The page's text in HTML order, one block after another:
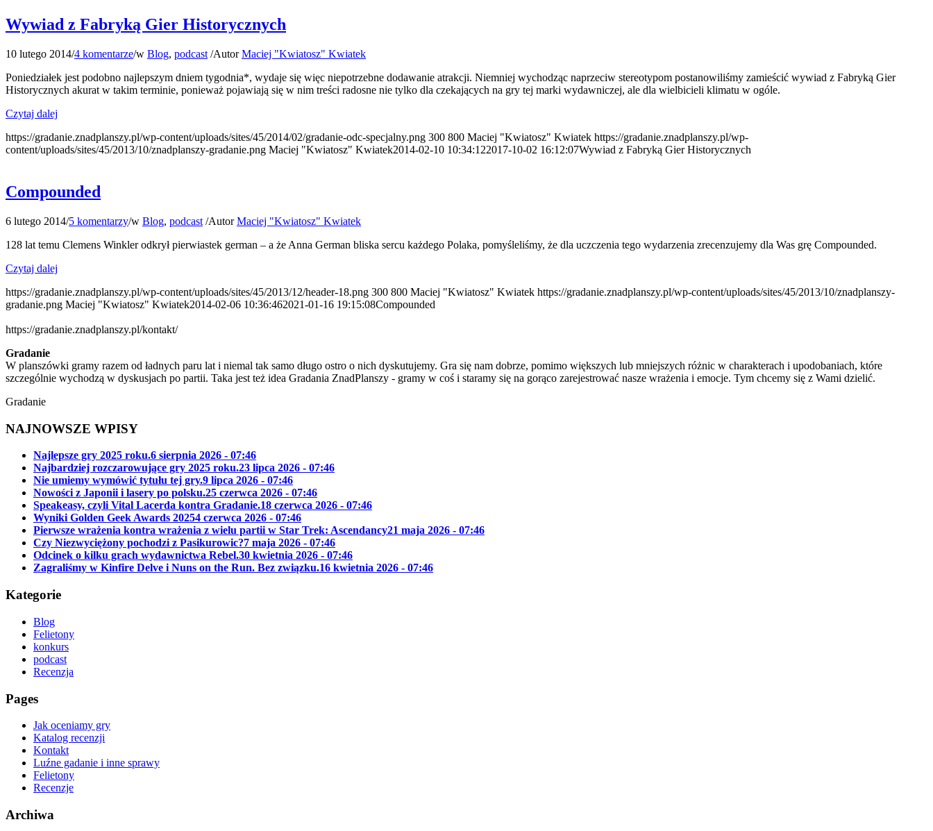
Wywiad z Fabryką Gier Historycznych
10 lutego 2014/4 komentarze/w Blog, podcast /AutorMaciej "Kwiatosz" Kwiatek
Poniedziałek jest podobno najlepszym dniem tygodnia*, wydaje się więc niepotrzebne dodawanie atrakcji. Niemniej wychodząc naprzeciw stereotypom postanowiliśmy zamieścić wywiad z Fabryką Gier
Historycznych akurat w takim terminie, ponieważ pojawiają się w nim treści radosne nie tylko dla czekających na gry tej marki wydawniczej, ale dla wielbicieli klimatu w ogóle.
Czytaj dalej
https://gradanie.znadplanszy.pl/wp-content/uploads/sites/45/2014/02/gradanie-odc-specjalny.png 300 800 Maciej "Kwiatosz" Kwiatek https://gradanie.znadplanszy.pl/wp-
content/uploads/sites/45/2013/10/znadplanszy-gradanie.png Maciej "Kwiatosz" Kwiatek2014-02-10 10:34:122017-10-02 16:12:07Wywiad z Fabryką Gier Historycznych
Compounded
6 lutego 2014/5 komentarzy/w Blog, podcast /AutorMaciej "Kwiatosz" Kwiatek
128 lat temu Clemens Winkler odkrył pierwiastek german – a że Anna German bliska sercu każdego Polaka, pomyśleliśmy, że dla uczczenia tego wydarzenia zrecenzujemy dla Was grę Compounded.
Czytaj dalej
https://gradanie.znadplanszy.pl/wp-content/uploads/sites/45/2013/12/header-18.png 300 800 Maciej "Kwiatosz" Kwiatek https://gradanie.znadplanszy.pl/wp-content/uploads/sites/45/2013/10/znadplanszy-
gradanie.png Maciej "Kwiatosz" Kwiatek2014-02-06 10:36:462021-01-16 19:15:08Compounded
https://gradanie.znadplanszy.pl/kontakt/
Gradanie
W planszówki gramy razem od ładnych paru lat i niemal tak samo długo ostro o nich dyskutujemy. Gra się nam dobrze, pomimo większych lub mniejszych różnic w charakterach i upodobaniach, które
szczególnie wychodzą w dyskusjach po partii. Taka jest też idea Gradania ZnadPlanszy - gramy w coś i staramy się na gorąco zarejestrować nasze wrażenia i emocje. Tym chcemy się z Wami dzielić.
Gradanie
NAJNOWSZE WPISY
Najlepsze gry 2025 roku.6 sierpnia 2026 - 07:46
Najbardziej rozczarowujące gry 2025 roku.23 lipca 2026 - 07:46
Nie umiemy wymówić tytułu tej gry.9 lipca 2026 - 07:46
Nowości z Japonii i lasery po polsku.25 czerwca 2026 - 07:46
Speakeasy, czyli Vital Lacerda kontra Gradanie.18 czerwca 2026 - 07:46
Wyniki Golden Geek Awards 20254 czerwca 2026 - 07:46
Pierwsze wrażenia kontra wrażenia z wielu partii w Star Trek: Ascendancy21 maja 2026 - 07:46
Czy Niezwyciężony pochodzi z Pasikurowic?7 maja 2026 - 07:46
Odcinek o kilku grach wydawnictwa Rebel.30 kwietnia 2026 - 07:46
Zagraliśmy w Kinfire Delve i Nuns on the Run. Bez związku.16 kwietnia 2026 - 07:46
Kategorie
Blog
Felietony
konkurs
podcast
Recenzja
Pages
Jak oceniamy gry
Katalog recenzji
Kontakt
Luźne gadanie i inne sprawy
Felietony
Recenzje
Archiwa